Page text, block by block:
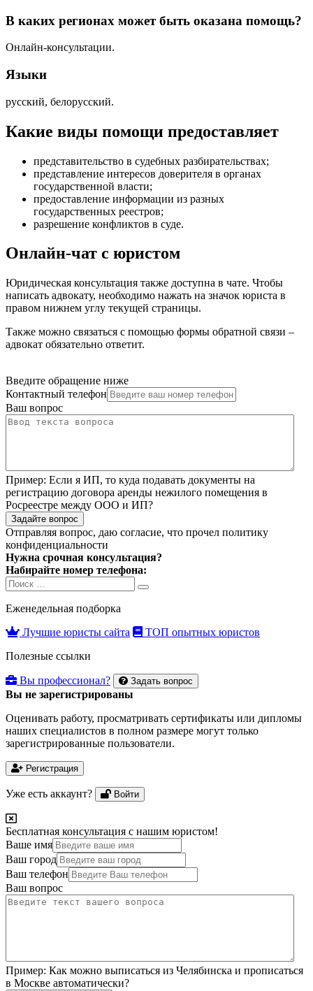
В каких регионах может быть оказана помощь?
Онлайн-консультации.
Языки
русский, белорусский.
Какие виды помощи предоставляет
представительство в судебных разбирательствах;
представление интересов доверителя в органах
государственной власти;
предоставление информации из разных
государственных реестров;
разрешение конфликтов в суде.
Онлайн-чат с юристом
Юридическая консультация также доступна в чате. Чтобы
написать адвокату, необходимо нажать на значок юриста в
правом нижнем углу текущей страницы.
Также можно связаться с помощью формы обратной связи –
адвокат обязательно ответит.
Введите обращение ниже
Контактный телефон
Ваш вопрос
Пример: Если я ИП, то куда подавать документы на
регистрацию договора аренды нежилого помещения в
Росреестре между ООО и ИП?
Задайте вопрос
Отправляя вопрос, даю согласие, что прочел политику
конфиденциальности
Нужна срочная консультация?
Набирайте номер телефона:
Search
for:
Search
Еженедельная подборка
Лучшие юристы сайта
ТОП опытных юристов
Полезные ссылки
Вы профессионал? Задать вопрос
Вы не зарегистрированы
Оценивать работу, просматривать сертификаты или дипломы
наших специалистов в полном размере могут только
зарегистрированные пользователи.
Регистрация
Уже есть аккаунт? Войти
Бесплатная консультация с нашим юристом!
Ваше имя
Ваш город
Ваш телефон
Ваш вопрос
Пример: Как можно выписаться из Челябинска и прописаться
в Москве автоматически?